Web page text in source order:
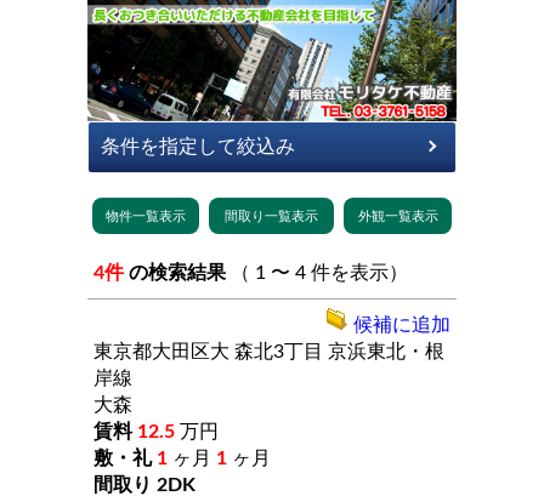
4件 の検索結果 （ 1 〜 4 件を表示）
東京都大田区大 森北3丁目 京浜東北・根
岸線
大森
12.5 万円
1 ヶ月 1 ヶ月
2DK
候補に追加